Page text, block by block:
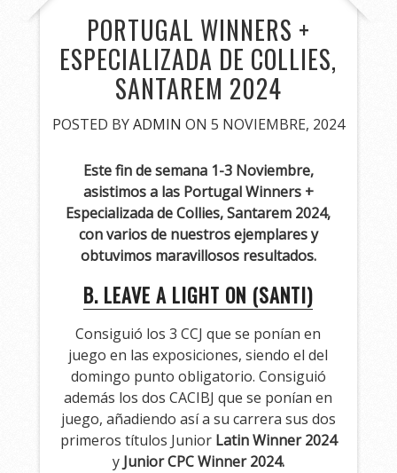
PORTUGAL WINNERS +
ESPECIALIZADA DE COLLIES,
SANTAREM 2024
POSTED BYADMIN ON 5 NOVIEMBRE, 2024
Este fin de semana 1-3 Noviembre,
asistimos a las Portugal Winners +
Especializada de Collies, Santarem 2024,
con varios de nuestros ejemplares y
obtuvimos maravillosos resultados.
B. LEAVE A LIGHT ON (SANTI)
Consiguió los 3 CCJ que se ponían en
juego en las exposiciones, siendo el del
domingo punto obligatorio. Consiguió
además los dos CACIBJ que se ponían en
juego, añadiendo así a su carrera sus dos
primeros títulos Junior Latin Winner 2024
y Junior CPC Winner 2024.